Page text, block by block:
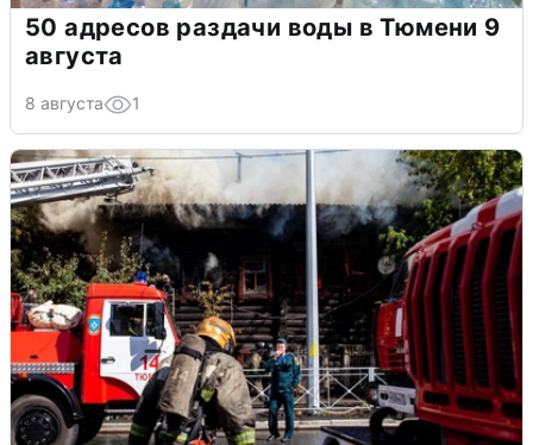
50 адресов раздачи воды в Тюмени 9
августа
8 августа 1